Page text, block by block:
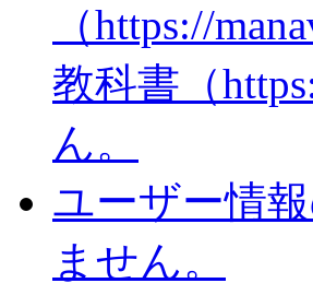
（https://
教科書（
ん。
ユーザー情
ません。